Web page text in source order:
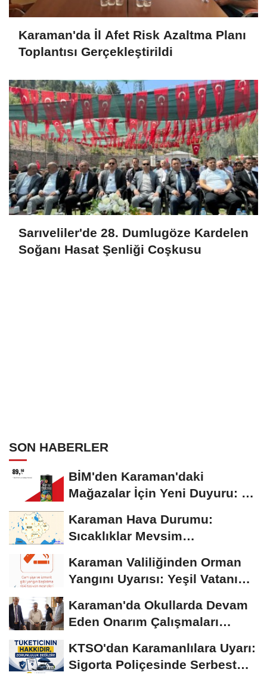
Karaman'da İl Afet Risk Azaltma Planı
Toplantısı Gerçekleştirildi
Sarıveliler'de 28. Dumlugöze Kardelen
Soğanı Hasat Şenliği Coşkusu
SON HABERLER
BİM'den Karaman'daki
Mağazalar İçin Yeni Duyuru: 11
Karaman Hava Durumu:
Sıcaklıklar Mevsim
Seyrediyor
Karaman Valiliğinden Orman
Yangını Uyarısı: Yeşil Vatanı
Karaman'da Okullarda Devam
Eden Onarım Çalışmaları
KTSO'dan Karamanlılara Uyarı:
Sigorta Poliçesinde Serbest